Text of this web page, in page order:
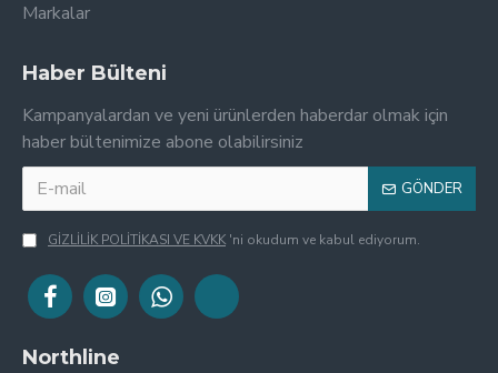
Markalar
Haber Bülteni
Kampanyalardan ve yeni ürünlerden haberdar olmak için
haber bültenimize abone olabilirsiniz
GÖNDER
GİZLİLİK POLİTİKASI VE KVKK 'ni okudum ve kabul ediyorum.
Northline